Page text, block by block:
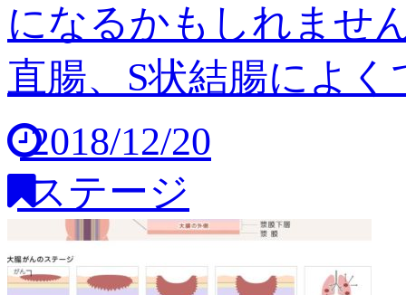
になるかもしれませ
直腸、S状結腸によ
2018/12/20
ステージ